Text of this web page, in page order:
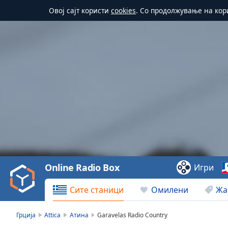
Овој сајт користи cookies. Со продолжување на
Play
Video
Play
Backward
Skip
Сите станици Омилени
Online Radio Box Игри
Грција Attica Атина Garavelas Radio Country